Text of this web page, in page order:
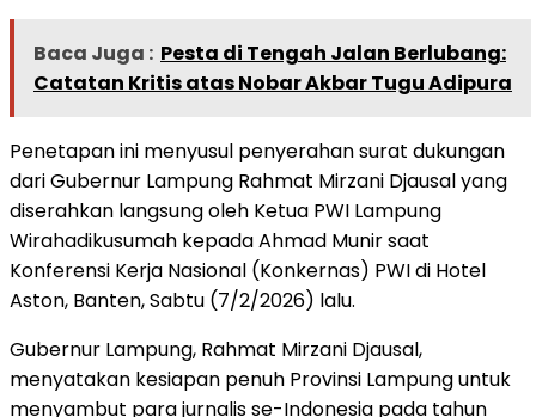
Baca Juga : Pesta di Tengah Jalan Berlubang:
Catatan Kritis atas Nobar Akbar Tugu Adipura
​Penetapan ini menyusul penyerahan surat dukungan
dari Gubernur Lampung Rahmat Mirzani Djausal yang
diserahkan langsung oleh Ketua PWI Lampung
Wirahadikusumah kepada Ahmad Munir saat
Konferensi Kerja Nasional (Konkernas) PWI di Hotel
Aston, Banten, Sabtu (7/2/2026) lalu.
​Gubernur Lampung, Rahmat Mirzani Djausal,
menyatakan kesiapan penuh Provinsi Lampung untuk
menyambut para jurnalis se-Indonesia pada tahun